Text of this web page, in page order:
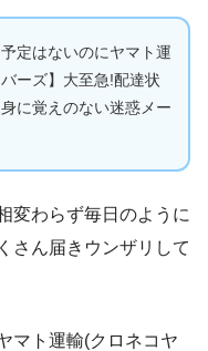
定はないのにヤマト運
ーズ】大至急!配達状
に覚えのない迷惑メー
変わらず毎日のように
さん届きウンザリして
マト運輸(クロネコヤ